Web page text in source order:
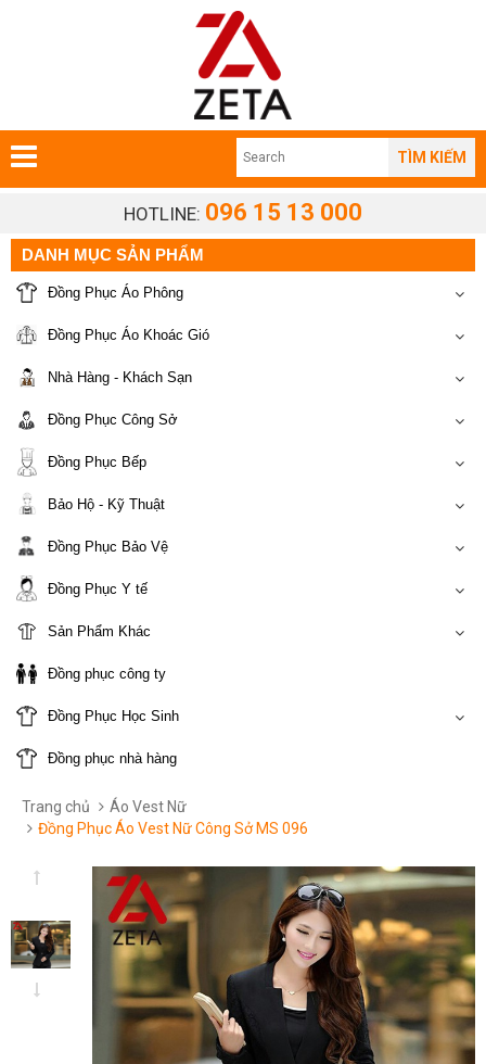
TÌM KIẾM
HOTLINE: 096 15 13 000
DANH MỤC SẢN PHẨM
Đồng Phục Áo Phông
Đồng Phục Áo Khoác Gió
Nhà Hàng - Khách Sạn
Đồng Phục Công Sở
Đồng Phục Bếp
Bảo Hộ - Kỹ Thuật
Đồng Phục Bảo Vệ
Đồng Phục Y tế
Sản Phẩm Khác
Đồng phục công ty
Đồng Phục Học Sinh
Đồng phục nhà hàng
Trang chủ
Áo Vest Nữ
Đồng Phục Áo Vest Nữ Công Sở MS 096